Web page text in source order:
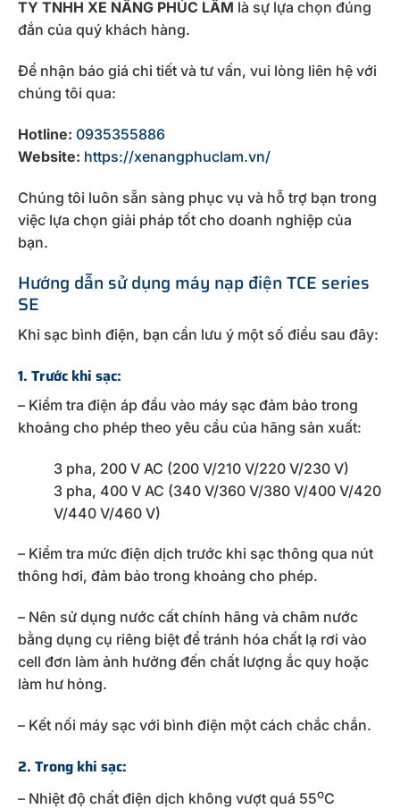
TY TNHH XE NÂNG PHÚC LÂM là sự lựa chọn đúng
đắn của quý khách hàng.
Để nhận báo giá chi tiết và tư vấn, vui lòng liên hệ với
chúng tôi qua:
Hotline: 0935355886
Website: https://xenangphuclam.vn/
Chúng tôi luôn sẵn sàng phục vụ và hỗ trợ bạn trong
việc lựa chọn giải pháp tốt cho doanh nghiệp của
bạn.
Hướng dẫn sử dụng máy nạp điện TCE series
SE
Khi sạc bình điện, bạn cần lưu ý một số điều sau đây:
1. Trước khi sạc:
– Kiểm tra điện áp đầu vào máy sạc đảm bảo trong
khoảng cho phép theo yêu cầu của hãng sản xuất:
3 pha, 200 V AC (200 V/210 V/220 V/230 V)
3 pha, 400 V AC (340 V/360 V/380 V/400 V/420
V/440 V/460 V)
– Kiểm tra mức điện dịch trước khi sạc thông qua nút
thông hơi, đảm bảo trong khoảng cho phép.
– Nên sử dụng nước cất chính hãng và châm nước
bằng dụng cụ riêng biệt để tránh hóa chất lạ rơi vào
cell đơn làm ảnh hưởng đến chất lượng ắc quy hoặc
làm hư hỏng.
– Kết nối máy sạc với bình điện một cách chắc chắn.
2. Trong khi sạc:
– Nhiệt độ chất điện dịch không vượt quá 55oC